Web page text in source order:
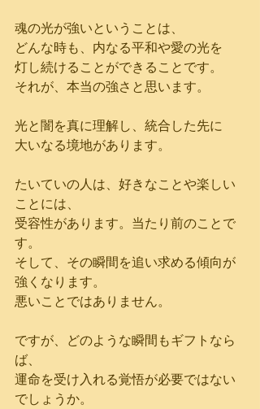
魂の光が強いということは、
どんな時も、内なる平和や愛の光を
灯し続けることができることです。
それが、本当の強さと思います。
光と闇を真に理解し、統合した先に
大いなる境地があります。
たいていの人は、好きなことや楽しい
ことには、
受容性があります。当たり前のことで
す。
そして、その瞬間を追い求める傾向が
強くなります。
悪いことではありません。
ですが、どのような瞬間もギフトなら
ば、
運命を受け入れる覚悟が必要ではない
でしょうか。